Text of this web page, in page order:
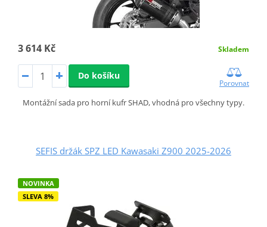
3 614 Kč Skladem
Do košíku
Porovnat
Montážní sada pro horní kufr SHAD, vhodná pro všechny typy.
SEFIS držák SPZ LED Kawasaki Z900 2025-2026
NOVINKA
SLEVA 8%